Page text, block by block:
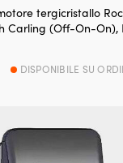
tergicristallo
Carling (Off-On-On),
DISPONIBILE SU